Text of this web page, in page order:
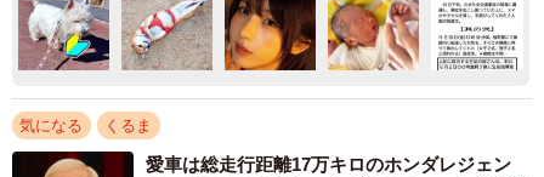
気になる くるま
愛車は総走行距離17万キロのホンダレジェン